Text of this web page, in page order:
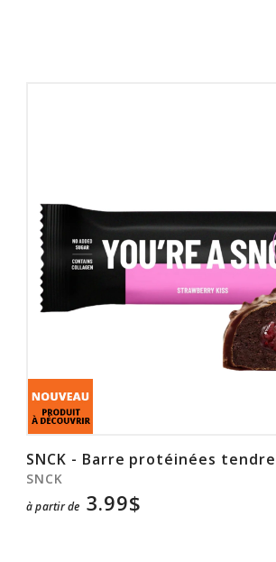
SNCK - Barre protéinées
SNCK
à partir de 3.99$